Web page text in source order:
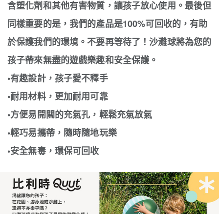
含塑化劑和其他有害物質，讓孩子放心使用。最後但
同樣重要的是，我們的產品是100%可回收的，有助
於保護我們的環境。不要再等待了！沙灘球將為您的
孩子帶來無盡的遊戲樂趣和安全保護。
•有趣設計，孩子愛不釋手
•耐用材料，更加耐用可靠
•方便易開關的充氣孔，輕鬆充氣放氣
•輕巧易攜帶，隨時隨地玩樂
•安全無毒，環保可回收